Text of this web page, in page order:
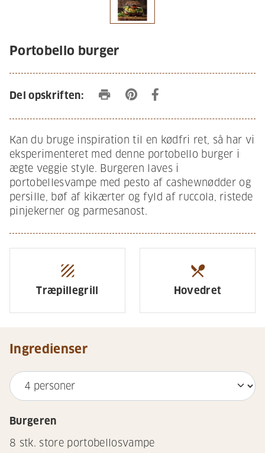
Portobello burger
Del opskriften: print
Kan du bruge inspiration til en kødfri ret, så har vi
eksperimenteret med denne portobello burger i
ægte veggie style. Burgeren laves i
portobellesvampe med pesto af cashewnødder og
persille, bøf af kikærter og fyld af ruccola, ristede
pinjekerner og parmesanost.
texture
Træpillegrill
restaurant_menu
Hovedret
Ingredienser
Burgeren
8 stk. store portobellosvampe